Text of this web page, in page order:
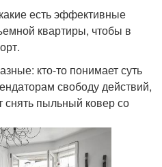
есть эффективные
квартиры, чтобы в
кто-то понимает суть
свободу действий,
снять пыльный ковер со